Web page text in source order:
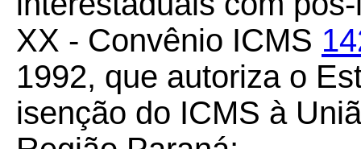
XX - Convênio ICMS
1992, que autoriza o
isenção do ICMS à